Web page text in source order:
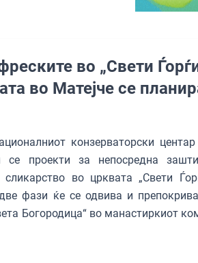
во „Свети
во Матејче се
конзерваторски
се проекти за непосредна
сликарство во црквата „Свети
фази ќе се одвива и
Богородица“ во манастиркиот